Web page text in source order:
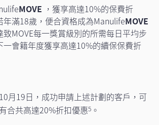
MOVE ，獲享高達10%的保費折
年滿18歲，便合資格成為ManulifeMOVE
致MOVE每一獎賞級別的所需每日平均步
一會籍年度獲享高達10%的續保保費折
月19日，成功申請上述計劃的客戶，可
合共高達20%折扣優惠5 。